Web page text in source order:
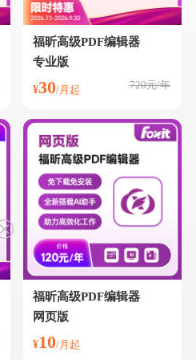
福昕高级PDF编辑器
专业版
¥30/月起 720元/年
福昕高级PDF编辑器
网页版
¥10/月起